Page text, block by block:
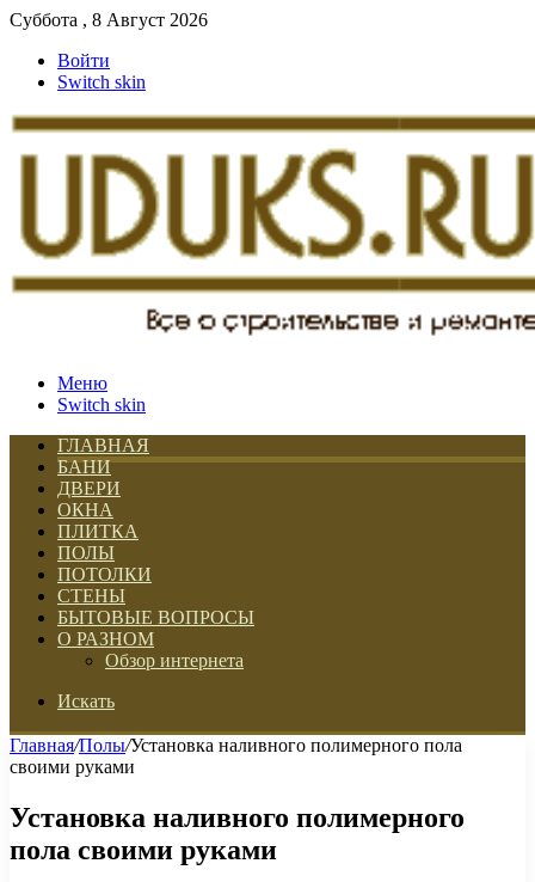
Суббота , 8 Август 2026
Войти
Switch skin
Меню
Switch skin
ГЛАВНАЯ
БАНИ
ДВЕРИ
ОКНА
ПЛИТКА
ПОЛЫ
ПОТОЛКИ
СТЕНЫ
БЫТОВЫЕ ВОПРОСЫ
О РАЗНОМ
Обзор интернета
Искать
Главная/Полы/Установка наливного полимерного пола
своими руками
Установка наливного полимерного
пола своими руками